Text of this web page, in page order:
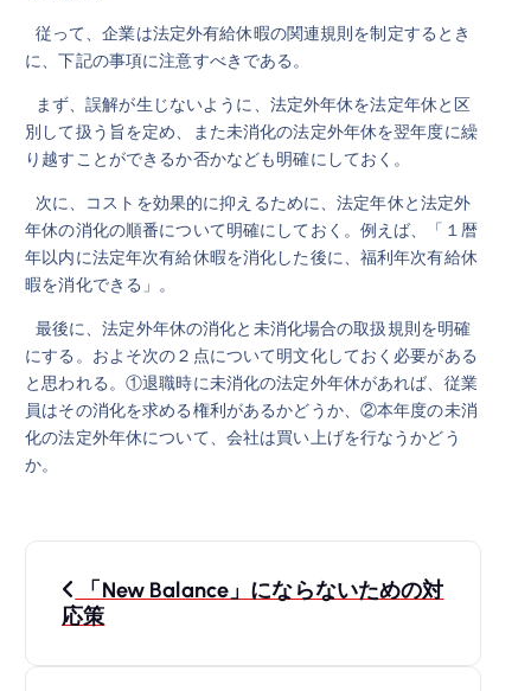
従って、企業は法定外有給休暇の関連規則を制定するとき
に、下記の事項に注意すべきである。
まず、誤解が生じないように、法定外年休を法定年休と区
別して扱う旨を定め、また未消化の法定外年休を翌年度に繰
り越すことができるか否かなども明確にしておく。
次に、コストを効果的に抑えるために、法定年休と法定外
年休の消化の順番について明確にしておく。例えば、「１暦
年以内に法定年次有給休暇を消化した後に、福利年次有給休
暇を消化できる」。
最後に、法定外年休の消化と未消化場合の取扱規則を明確
にする。およそ次の２点について明文化しておく必要がある
と思われる。①退職時に未消化の法定外年休があれば、従業
員はその消化を求める権利があるかどうか、②本年度の未消
化の法定外年休について、会社は買い上げを行なうかどう
か。
投
稿
「New Balance」にならないための対
応策